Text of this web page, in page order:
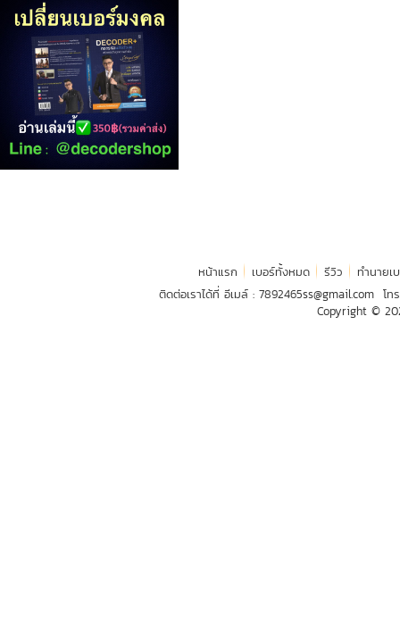
หน้าแรก เบอร์ทั้งหมด รีวิว
ทำนายเ
ติดต่อเราได้ที่ อีเมล์ : 7892465ss@gmail.com โท
Copyright ©